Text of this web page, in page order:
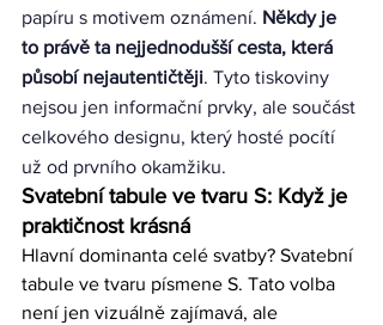
papíru s motivem oznámení. Někdy je
to právě ta nejjednodušší cesta, která
působí nejautentičtěji. Tyto tiskoviny
nejsou jen informační prvky, ale součást
celkového designu, který hosté pocítí
už od prvního okamžiku.
Svatební tabule ve tvaru S: Když je
praktičnost krásná
Hlavní dominanta celé svatby? Svatební
tabule ve tvaru písmene S. Tato volba
není jen vizuálně zajímavá, ale